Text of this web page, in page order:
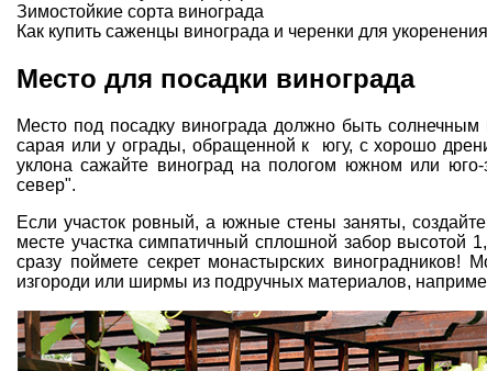
Зимостойкие сорта винограда
Как купить саженцы винограда и черенки для укоренения
Место для посадки винограда
Место под посадку винограда должно быть
сарая или у ограды, обращенной к югу, с хорошо
уклона сажайте виноград на пологом южном или
север".
Если участок ровный, а южные стены заняты,
месте участка симпатичный сплошной забор
сразу поймете секрет монастырских
изгороди или ширмы из подручных материалов,